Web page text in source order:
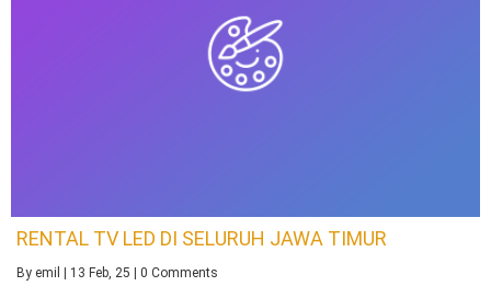
RENTAL TV LED DI SELURUH JAWA TIMUR
By emil | 13 Feb, 25 | 0 Comments